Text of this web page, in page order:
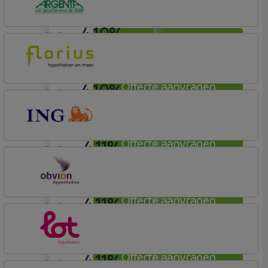
4,10%
Offerte aanvragen
annuiteit
4,10%
Offerte aanvragen
Argenta
Hypotheek
annuiteit
4,11%
Offerte aanvragen
Profijt drie + drie
annuiteit
4,11%
Offerte aanvragen
ING Bank
Basis (Incl. Korting)
annuiteit
4,11%
OBVION Hypotheken
Woon Hypotheek
annuiteit